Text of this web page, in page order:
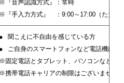
※『音声認識方式』：常時
※『手入力方式』 ：9:00～17:00（ただし
聞こえに不自由を感じている方
ご自身のスマートフォンなど電話機能
※固定電話とタブレット、パソコンなどの
※携帯電話キャリアの制限はございません